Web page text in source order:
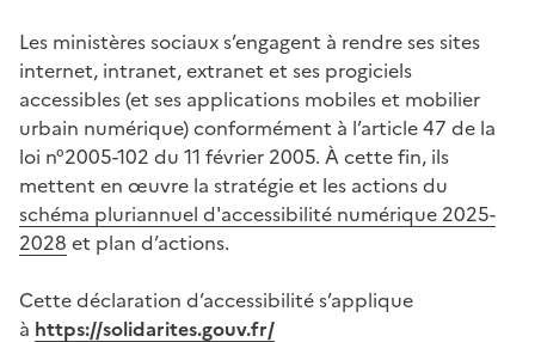
Les ministères sociaux s’engagent à rendre ses sites
internet, intranet, extranet et ses progiciels
accessibles (et ses applications mobiles et mobilier
urbain numérique) conformément à l’article 47 de la
loi n°2005-102 du 11 février 2005. À cette fin, ils
mettent en œuvre la stratégie et les actions du
schéma pluriannuel d'accessibilité numérique 2025-
2028 et plan d’actions.
Cette déclaration d’accessibilité s’applique
à https://solidarites.gouv.fr/